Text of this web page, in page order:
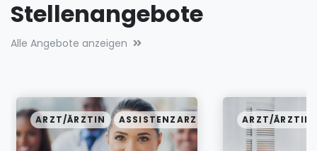
Stellenangebote
Alle Angebote anzeigen
ARZT/ÄRZTIN ASSISTENZARZT ARZT/ÄRZTIN